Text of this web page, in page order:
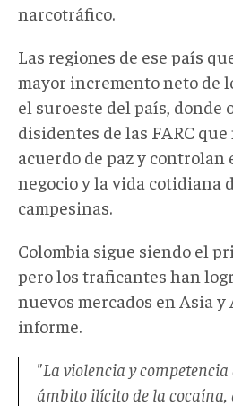
narcotráfico.
Las regiones de ese país
mayor incremento neto de
el suroeste del país, donde
disidentes de las FARC
acuerdo de paz y
negocio y la vida cotidiana
campesinas.
Colombia sigue siendo el
pero los traficantes han
nuevos mercados en Asia
informe.
"La violencia y
ámbito ilícito de la cocaína,